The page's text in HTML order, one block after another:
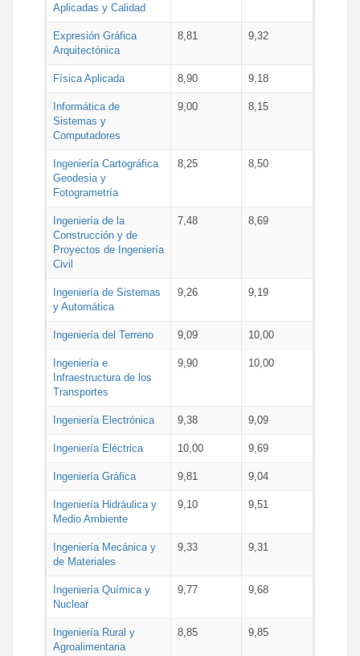
Aplicadas y Calidad
Expresión Gráfica
Arquitectónica
8,81 9,32
Física Aplicada 8,90 9,18
Informática de
Sistemas y
Computadores
9,00 8,15
Ingeniería Cartográfica
Geodesia y
Fotogrametría
8,25 8,50
Ingeniería de la
Construcción y de
Proyectos de Ingeniería
Civil
7,48 8,69
Ingeniería de Sistemas
y Automática
9,26 9,19
Ingeniería del Terreno 9,09 10,00
Ingeniería e
Infraestructura de los
Transportes
9,90 10,00
Ingeniería Electrónica 9,38 9,09
Ingeniería Eléctrica 10,00 9,69
Ingeniería Gráfica 9,81 9,04
Ingeniería Hidráulica y
Medio Ambiente
9,10 9,51
Ingeniería Mecánica y
de Materiales
9,33 9,31
Ingeniería Química y
Nuclear
9,77 9,68
Ingeniería Rural y
Agroalimentaria
8,85 9,85